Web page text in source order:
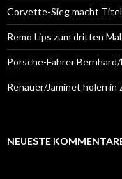
Corvette-Sieg macht
Remo Lips zum dritten
Porsche-Fahrer
Renauer/Jaminet holen
NEUESTE